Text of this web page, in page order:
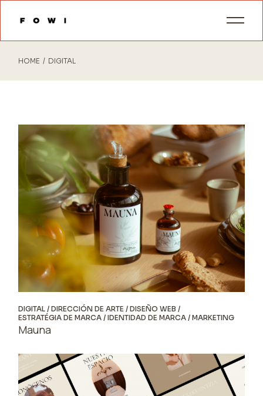
Skip
content
HOME DIGITAL
DIGITAL DIRECCIÓN DE ARTE
DISEÑO WEB
ESTRATÉGIA DE MARCA
IDENTIDAD DE MARCA MARKETING
Mauna